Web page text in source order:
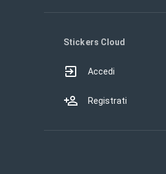
Stickers Cloud
Accedi
Registrati